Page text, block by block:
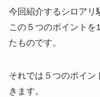
今回紹介するシロアリ
この５つのポイントを
たものです。
それでは５つのポイン
きます。